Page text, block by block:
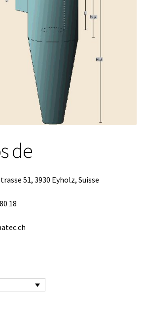
chimiques
de
51, 3930 Eyholz, Suisse
18